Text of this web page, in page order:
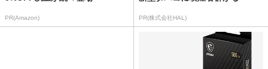
PR(Amazon) PR(株式会社HAL)